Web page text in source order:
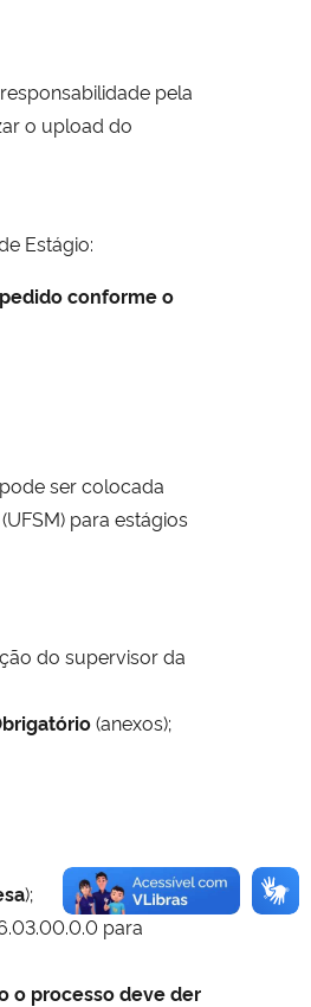
pela
o upload do
Estágio:
conforme o
ser colocada
para estágios
do supervisor da
(anexos);
);
para
o processo deve der